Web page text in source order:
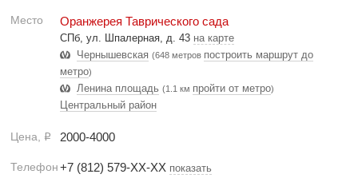
Место Оранжерея Таврического сада
СПб, ул. Шпалерная, д. 43 на карте
Чернышевская (648 метров построить маршрут до
метро)
Ленина площадь (1.1 км пройти от метро)
Центральный район
Цена, Р 2000-4000
Телефон+7 (812) 579-XX-XX показать